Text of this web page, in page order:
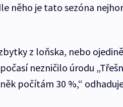
něho je tato sezóna
z loňska, nebo
nezničilo úrodu
počítám 30 %,“